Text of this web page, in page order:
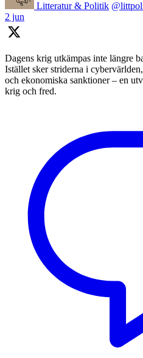
Litteratur & Politik
2 jun
Dagens krig utkämpas inte längre
Istället sker striderna i
och ekonomiska sanktioner – en
krig och fred.